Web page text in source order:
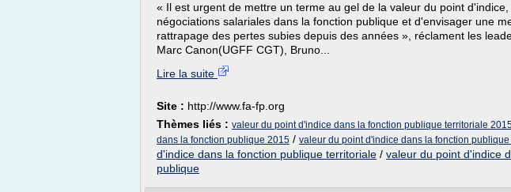
« Il est urgent de mettre un terme au gel de la valeur du point
négociations salariales dans la fonction publique et d'envisager une
rattrapage des pertes subies depuis des années », réclament les
Marc Canon(UGFF CGT), Bruno...
Lire la suite
Site : http://www.fa-fp.org
Thèmes liés : valeur du point d'indice dans la fonction publique territoriale
dans la fonction publique 2015 / valeur du point d'indice dans la fonction
d'indice dans la fonction publique territoriale / valeur du point d'indice
publique